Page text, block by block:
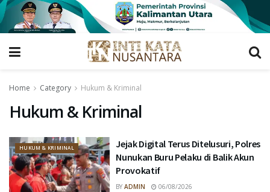
Home Category Hukum & Kriminal
Hukum & Kriminal
HUKUM & KRIMINAL
Jejak Digital Terus Ditelusuri, Polres
Nunukan Buru Pelaku di Balik Akun
Provokatif
BY ADMIN 06/08/2026